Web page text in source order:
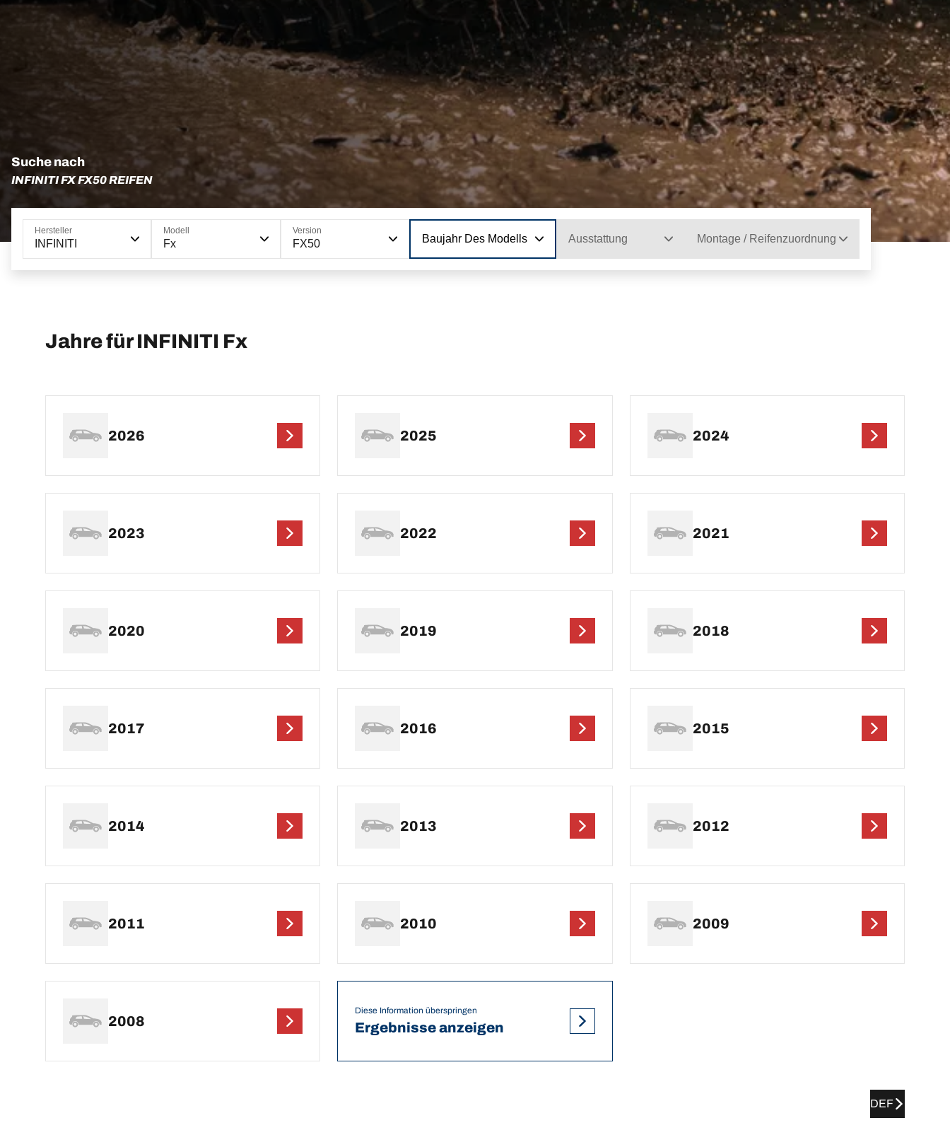
Suche nach
INFINITI FX FX50 REIFEN
Hersteller
INFINITI
Modell
Fx
Version
FX50 Baujahr Des Modells Ausstattung Montage / Reifenzuordnung
Jahre für INFINITI Fx
2026 2025 2024
2023 2022 2021
2020 2019 2018
2017 2016 2015
2014 2013 2012
2011 2010 2009
2008
Diese Information überspringen
Ergebnisse anzeigen
DEF